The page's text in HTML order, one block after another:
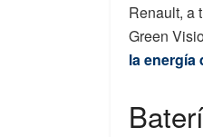
Renault, a
Green
la energía